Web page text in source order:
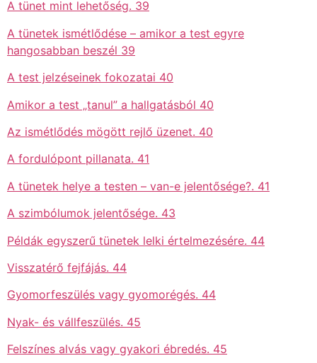
A tünet mint lehetőség. 39
A tünetek ismétlődése – amikor a test egyre
hangosabban beszél 39
A test jelzéseinek fokozatai 40
Amikor a test „tanul” a hallgatásból 40
Az ismétlődés mögött rejlő üzenet. 40
A fordulópont pillanata. 41
A tünetek helye a testen – van-e jelentősége?. 41
A szimbólumok jelentősége. 43
Példák egyszerű tünetek lelki értelmezésére. 44
Visszatérő fejfájás. 44
Gyomorfeszülés vagy gyomorégés. 44
Nyak- és vállfeszülés. 45
Felszínes alvás vagy gyakori ébredés. 45